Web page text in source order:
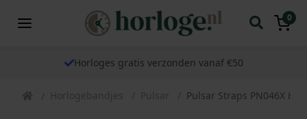
0
Horloges gratis verzonden vanaf €50
Horlogebandjes Pulsar Pulsar Straps PN046X